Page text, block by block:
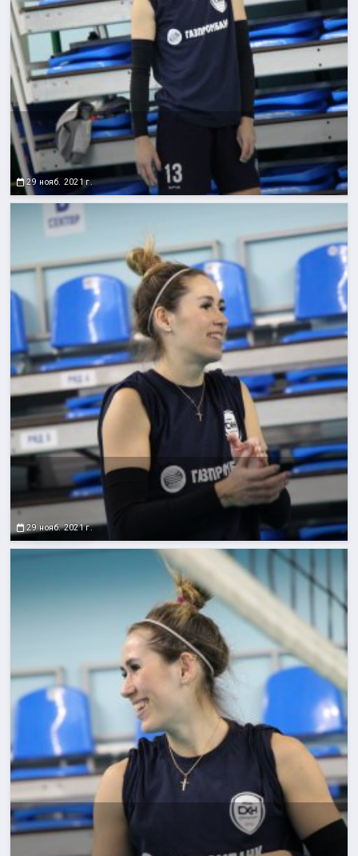
29 нояб. 2021 г.
29 нояб. 2021 г.